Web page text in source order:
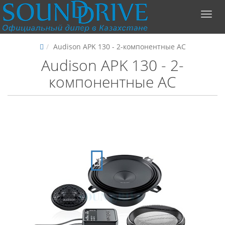
Audison APK 130 - 2-компонентные АС
Audison APK 130 - 2-
компонентные АС